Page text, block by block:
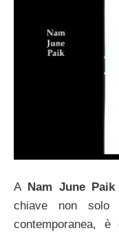
A Nam June Paik
chiave non
contemporanea,